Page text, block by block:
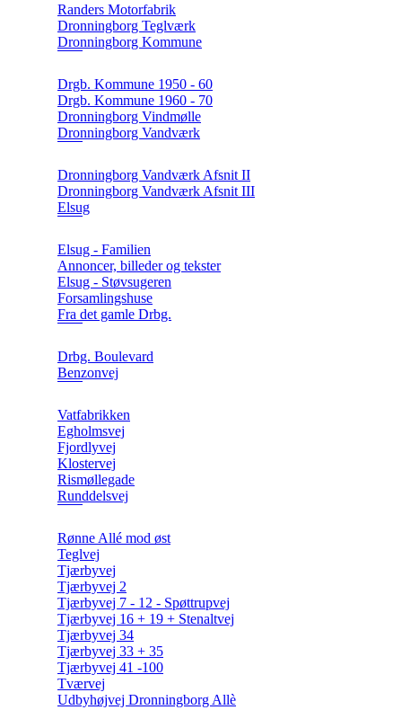
Randers Motorfabrik
Dronningborg Teglværk
Dronningborg Kommune
Drgb. Kommune 1950 - 60
Drgb. Kommune 1960 - 70
Dronningborg Vindmølle
Dronningborg Vandværk
Dronningborg Vandværk Afsnit II
Dronningborg Vandværk Afsnit III
Elsug
Elsug - Familien
Annoncer, billeder og tekster
Elsug - Støvsugeren
Forsamlingshuse
Fra det gamle Drbg.
Drbg. Boulevard
Benzonvej
Vatfabrikken
Egholmsvej
Fjordlyvej
Klostervej
Rismøllegade
Runddelsvej
Rønne Allé mod øst
Teglvej
Tjærbyvej
Tjærbyvej 2
Tjærbyvej 7 - 12 - Spøttrupvej
Tjærbyvej 16 + 19 + Stenaltvej
Tjærbyvej 34
Tjærbyvej 33 + 35
Tjærbyvej 41 -100
Tværvej
Udbyhøjvej Dronningborg Allè